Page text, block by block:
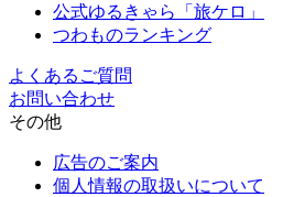
公式ゆるきゃら「旅ケロ」
つわものランキング
よくあるご質問
お問い合わせ
その他
広告のご案内
個人情報の取扱いについて